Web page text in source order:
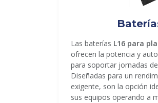
Las baterías L16 para
ofrecen la potencia y
para soportar jornadas
Diseñadas para un
exigente, son la opción
sus equipos operando a